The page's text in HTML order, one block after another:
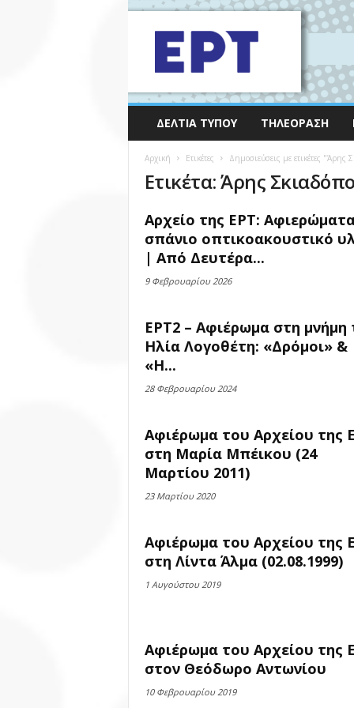
ΔΕΛΤΊΑ ΤΎΠΟΥ ΤΗΛΕΌΡΑΣΗ
Αρχική Ετικέτες Δημοσιεύσεις με ετικέτες "Άρης
Ετικέτα: Άρης
Αρχείο της ΕΡΤ:
σπάνιο οπτικοακουστικό
| Από Δευτέρα...
9 Φεβρουαρίου 2026
ΕΡΤ2 – Αφιέρωμα στη μνήμη
Ηλία Λογοθέτη: «Δρόμοι» &
«Η...
28 Φεβρουαρίου 2024
Αφιέρωμα του Αρχείου της
στη Μαρία Μπέικου (24
Μαρτίου 2011)
23 Μαρτίου 2020
Αφιέρωμα του Αρχείου της
στη Λίντα Άλμα (02.08.1999)
1 Αυγούστου 2019
Αφιέρωμα του Αρχείου της
στον Θεόδωρο Αντωνίου
10 Φεβρουαρίου 2019